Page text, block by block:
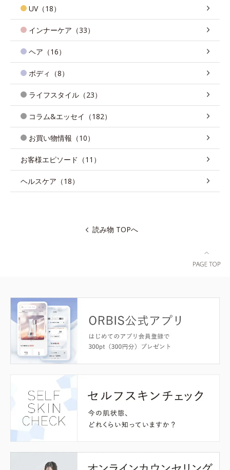
UV（18）
インナーケア（33）
ヘア（16）
ボディ（8）
ライフスタイル（23）
コラム&エッセイ（182）
お買い物情報（10）
お客様エピソード（11）
ヘルスケア（18）
読み物 TOPへ